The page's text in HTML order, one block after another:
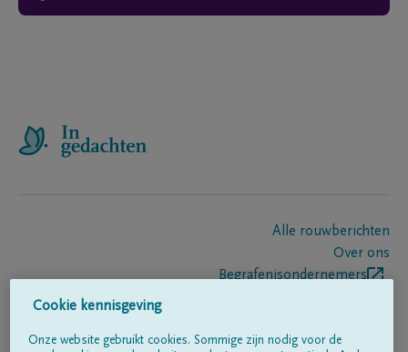
Alle rouwberichten
Over ons
Begrafenisondernemers
Cookie kennisgeving
Onze website gebruikt cookies. Sommige zijn nodig voor de